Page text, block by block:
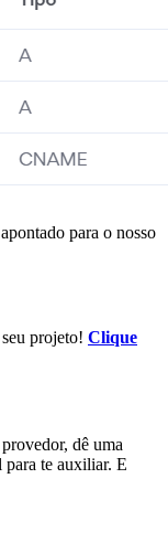
para o nosso
projeto! Clique
dê uma
para te auxiliar. E